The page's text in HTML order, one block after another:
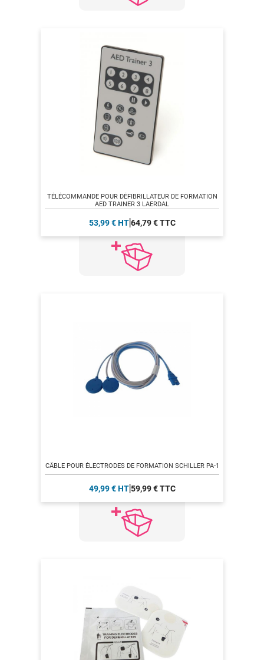
TÉLÉCOMMANDE POUR DÉFIBRILLATEUR DE FORMATION
AED TRAINER 3 LAERDAL
53,99 € HT 64,79 € TTC
CÂBLE POUR ÉLECTRODES DE FORMATION SCHILLER PA-1
49,99 € HT 59,99 € TTC